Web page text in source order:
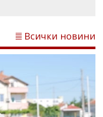
Всички новини